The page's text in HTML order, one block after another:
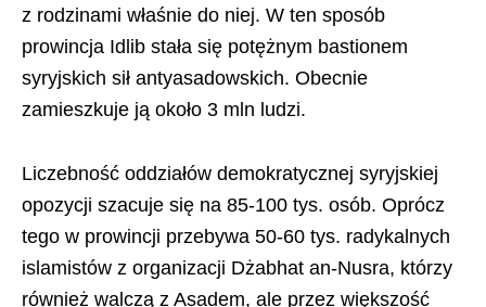
z rodzinami właśnie do niej. W ten sposób
prowincja Idlib stała się potężnym bastionem
syryjskich sił antyasadowskich. Obecnie
zamieszkuje ją około 3 mln ludzi.
Liczebność oddziałów demokratycznej syryjskiej
opozycji szacuje się na 85-100 tys. osób. Oprócz
tego w prowincji przebywa 50-60 tys. radykalnych
islamistów z organizacji Dżabhat an-Nusra, którzy
również walczą z Asadem, ale przez większość